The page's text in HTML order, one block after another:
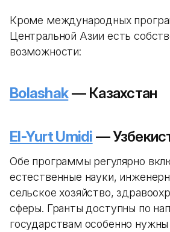
Кроме международных
Центральной Азии есть
возможности:
Bolashak— Казахстан
El-Yurt Umidi —
Обе программы регулярно
естественные науки,
сельское хозяйство,
сферы. Гранты доступны по
государствам особенно нужны